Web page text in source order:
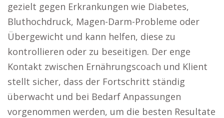
gezielt gegen Erkrankungen wie Diabetes,
Bluthochdruck, Magen-Darm-Probleme oder
Übergewicht und kann helfen, diese zu
kontrollieren oder zu beseitigen. Der enge
Kontakt zwischen Ernährungscoach und Klient
stellt sicher, dass der Fortschritt ständig
überwacht und bei Bedarf Anpassungen
vorgenommen werden, um die besten Resultate